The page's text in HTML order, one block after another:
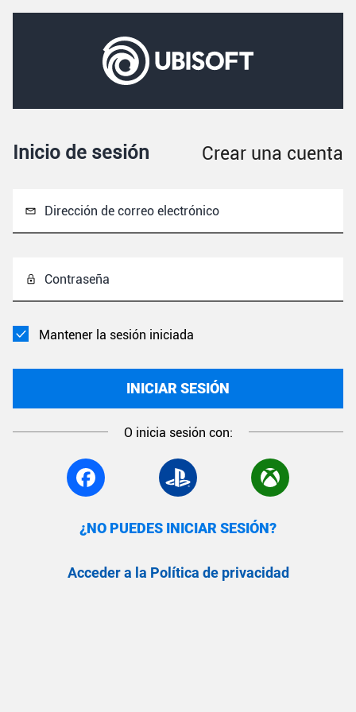
Inicio de sesión Crear una cuenta
Dirección de correo electrónico
Contraseña
Mantener la sesión iniciada
INICIAR SESIÓN
O inicia sesión con:
¿NO PUEDES INICIAR SESIÓN?
Acceder a la Política de privacidad